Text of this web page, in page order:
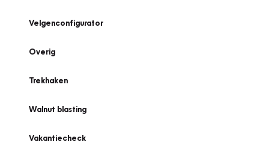
Velgenconfigurator
Overig
Trekhaken
Walnut blasting
Vakantiecheck